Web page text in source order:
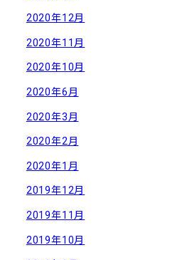
2020年12月
2020年11月
2020年10月
2020年6月
2020年3月
2020年2月
2020年1月
2019年12月
2019年11月
2019年10月